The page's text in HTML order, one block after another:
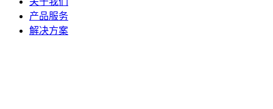
产品服务
解决方案